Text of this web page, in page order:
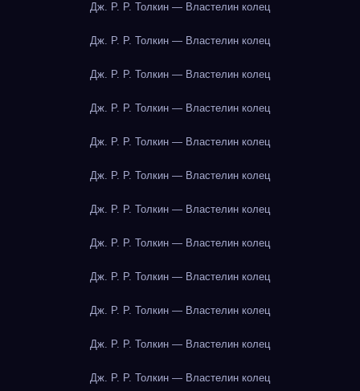
Дж. Р. Р. Толкин — Властелин колец
Дж. Р. Р. Толкин — Властелин колец
Дж. Р. Р. Толкин — Властелин колец
Дж. Р. Р. Толкин — Властелин колец
Дж. Р. Р. Толкин — Властелин колец
Дж. Р. Р. Толкин — Властелин колец
Дж. Р. Р. Толкин — Властелин колец
Дж. Р. Р. Толкин — Властелин колец
Дж. Р. Р. Толкин — Властелин колец
Дж. Р. Р. Толкин — Властелин колец
Дж. Р. Р. Толкин — Властелин колец
Дж. Р. Р. Толкин — Властелин колец